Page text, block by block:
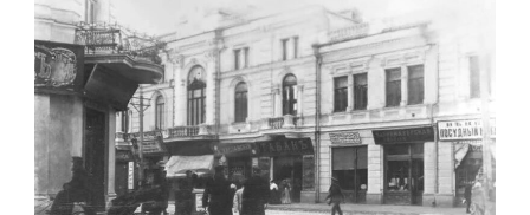
Фото Житомира період
до 1917 року
Leave a comment